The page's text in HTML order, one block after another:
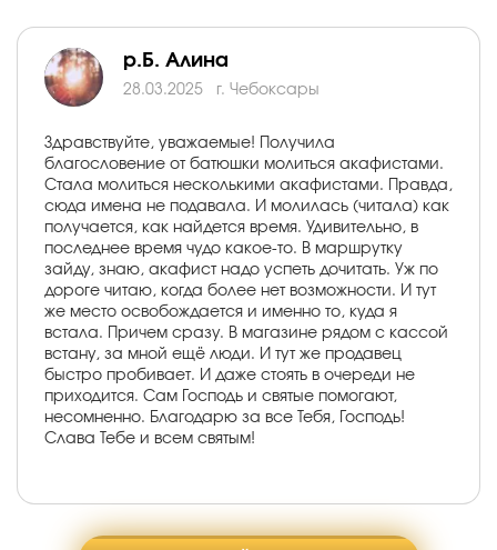
р.Б. Алина
28.03.2025 г. Чебоксары
Здравствуйте, уважаемые! Получила
благословение от батюшки молиться акафистами.
Стала молиться несколькими акафистами. Правда,
сюда имена не подавала. И молилась (читала) как
получается, как найдется время. Удивительно, в
последнее время чудо какое-то. В маршрутку
зайду, знаю, акафист надо успеть дочитать. Уж по
дороге читаю, когда более нет возможности. И тут
же место освобождается и именно то, куда я
встала. Причем сразу. В магазине рядом с кассой
встану, за мной ещё люди. И тут же продавец
быстро пробивает. И даже стоять в очереди не
приходится. Сам Господь и святые помогают,
несомненно. Благодарю за все Тебя, Господь!
Слава Тебе и всем святым!